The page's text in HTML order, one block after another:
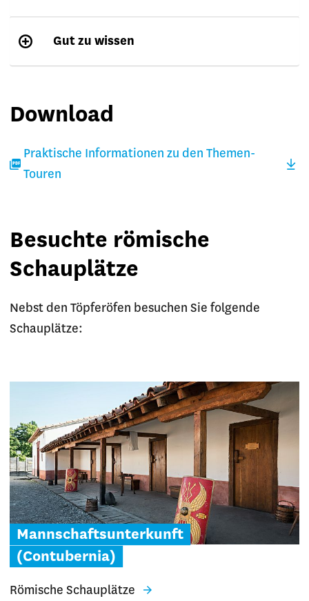
Gut zu wissen
Download
Praktische Informationen zu den Themen-
Touren
Besuchte römische
Schauplätze
Nebst den Töpferöfen besuchen Sie folgende
Schauplätze:
Mannschaftsunterkunft
(Contubernia)
Römische Schauplätze